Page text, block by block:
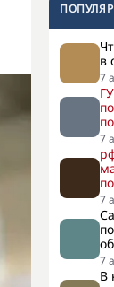
в
7
7
7
7
В